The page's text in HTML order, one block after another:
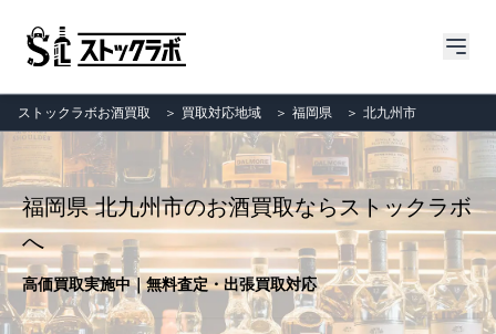
ストックラボお酒買取 ＞ 買取対応地域 ＞ 福岡県 ＞ 北九州市
福岡県 北九州市のお酒買取ならストックラボ
へ
高価買取実施中｜無料査定・出張買取対応